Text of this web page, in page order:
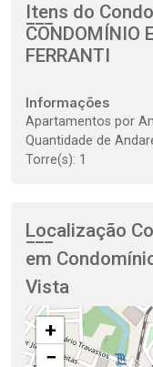
Itens do
CONDOMÍNIO
FERRANTI
Informações
Apartamentos por
Quantidade de
Torre(s): 1
Localização
em
Vista
+
−